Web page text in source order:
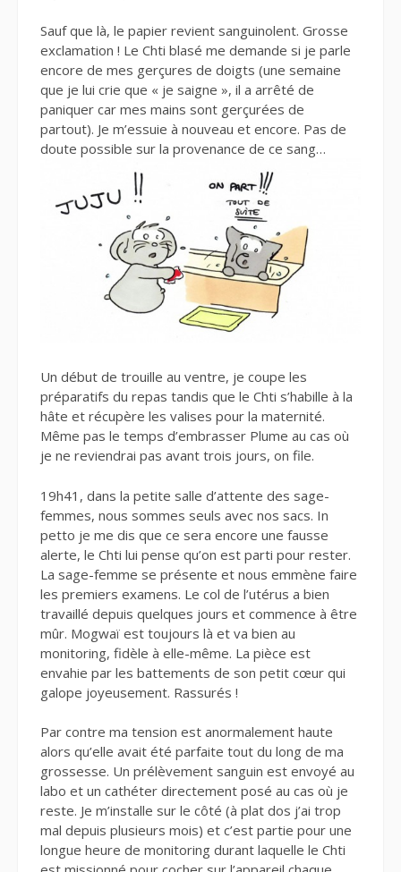
Sauf que là, le papier revient sanguinolent. Grosse
exclamation ! Le Chti blasé me demande si je parle
encore de mes gerçures de doigts (une semaine
que je lui crie que « je saigne », il a arrêté de
paniquer car mes mains sont gerçurées de
partout). Je m’essuie à nouveau et encore. Pas de
doute possible sur la provenance de ce sang…
Un début de trouille au ventre, je coupe les
préparatifs du repas tandis que le Chti s’habille à la
hâte et récupère les valises pour la maternité.
Même pas le temps d’embrasser Plume au cas où
je ne reviendrai pas avant trois jours, on file.
19h41, dans la petite salle d’attente des sage-
femmes, nous sommes seuls avec nos sacs. In
petto je me dis que ce sera encore une fausse
alerte, le Chti lui pense qu’on est parti pour rester.
La sage-femme se présente et nous emmène faire
les premiers examens. Le col de l’utérus a bien
travaillé depuis quelques jours et commence à être
mûr. Mogwaï est toujours là et va bien au
monitoring, fidèle à elle-même. La pièce est
envahie par les battements de son petit cœur qui
galope joyeusement. Rassurés !
Par contre ma tension est anormalement haute
alors qu’elle avait été parfaite tout du long de ma
grossesse. Un prélèvement sanguin est envoyé au
labo et un cathéter directement posé au cas où je
reste. Je m’installe sur le côté (à plat dos j’ai trop
mal depuis plusieurs mois) et c’est partie pour une
longue heure de monitoring durant laquelle le Chti